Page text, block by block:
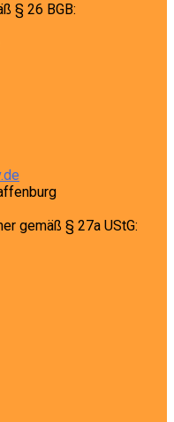
§ 26 BGB:
gemäß § 27a UStG: